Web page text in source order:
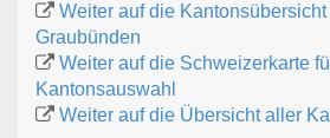
Weiter auf die Kantonsübersicht
Graubünden
Weiter auf die Schweizerkarte
Kantonsauswahl
Weiter auf die Übersicht aller